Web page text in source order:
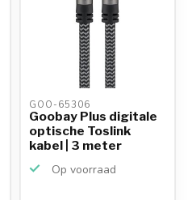
GOO-65306
Goobay Plus digitale
optische Toslink
kabel | 3 meter
Op voorraad